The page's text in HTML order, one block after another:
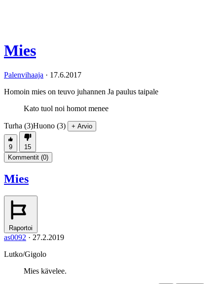
Mies
Palenvihaaja · 17.6.2017
Homoin mies on teuvo juhannen Ja paulus taipale
Kato tuol noi homot menee
Turha (3)Huono (3) + Arvio
9
15
Kommentit (0)
Mies
Raportoi
as0092 · 27.2.2019
Lutko/Gigolo
Mies kävelee.